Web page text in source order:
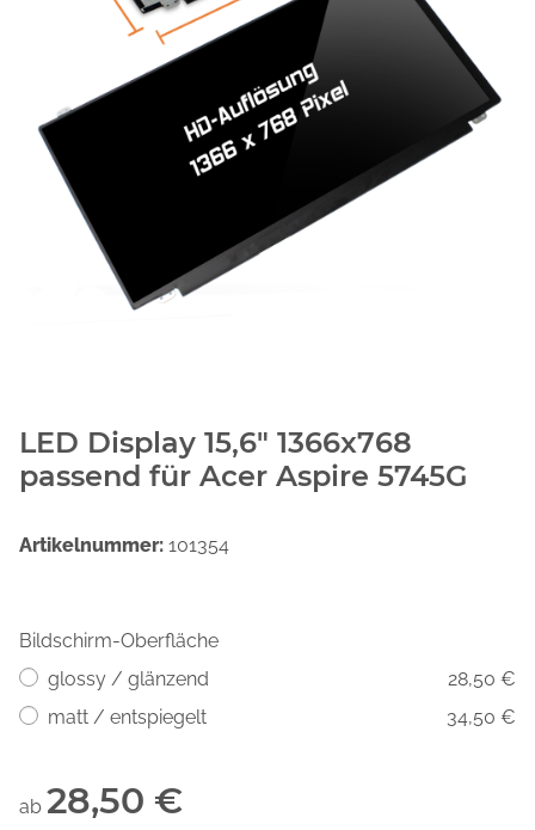
LED Display 15,6" 1366x768
passend für Acer Aspire 5745G
Artikelnummer: 101354
Bildschirm-Oberfläche
glossy / glänzend
28,50 €
matt / entspiegelt
34,50 €
ab 28,50 €